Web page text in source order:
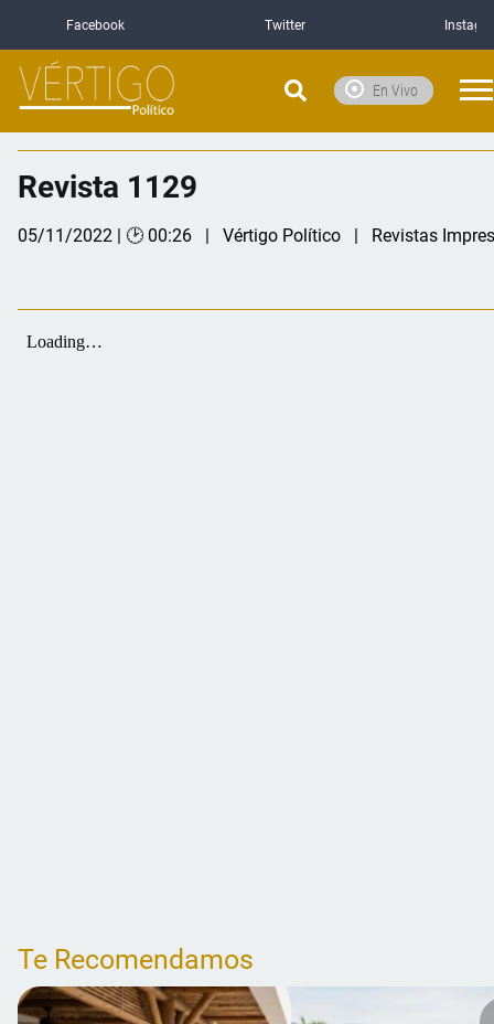
Facebook Twitter
En Vivo
Revista 1129
05/11/2022 | 🕑 00:26 Vértigo Político Revistas
Te Recomendamos